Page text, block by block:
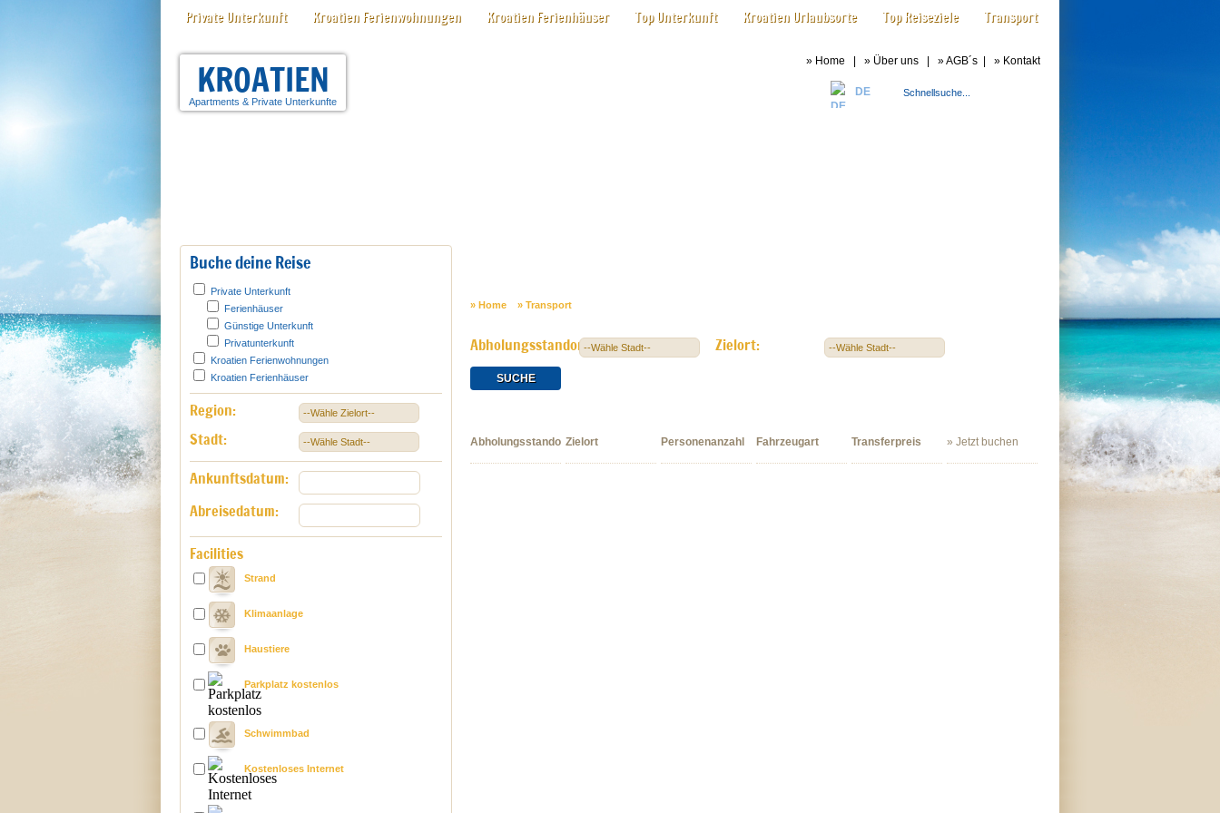
Private Unterkunft Kroatien Ferienwohnungen Kroatien Ferienhäuser Top Unterkunft Kroatien Urlaubsorte Top Reiseziele Transport
KROATIEN
Apartments & Private Unterkunfte
» Home | » Über uns | »AGB´s | » Kontakt
DE
Buche deine Reise
Private Unterkunft
Ferienhäuser
Günstige Unterkunft
Privatunterkunft
Kroatien Ferienwohnungen
Kroatien Ferienhäuser
Region:
Stadt:
Ankunftsdatum:
Abreisedatum:
Facilities
Strand
Klimaanlage
Haustiere
Parkplatz kostenlos
Schwimmbad
Kostenloses Internet
» Home » Transport
Abholungsstandort: Zielort:
AbholungsstandortZielort Personenanzahl Fahrzeugart Transferpreis » Jetzt buchen